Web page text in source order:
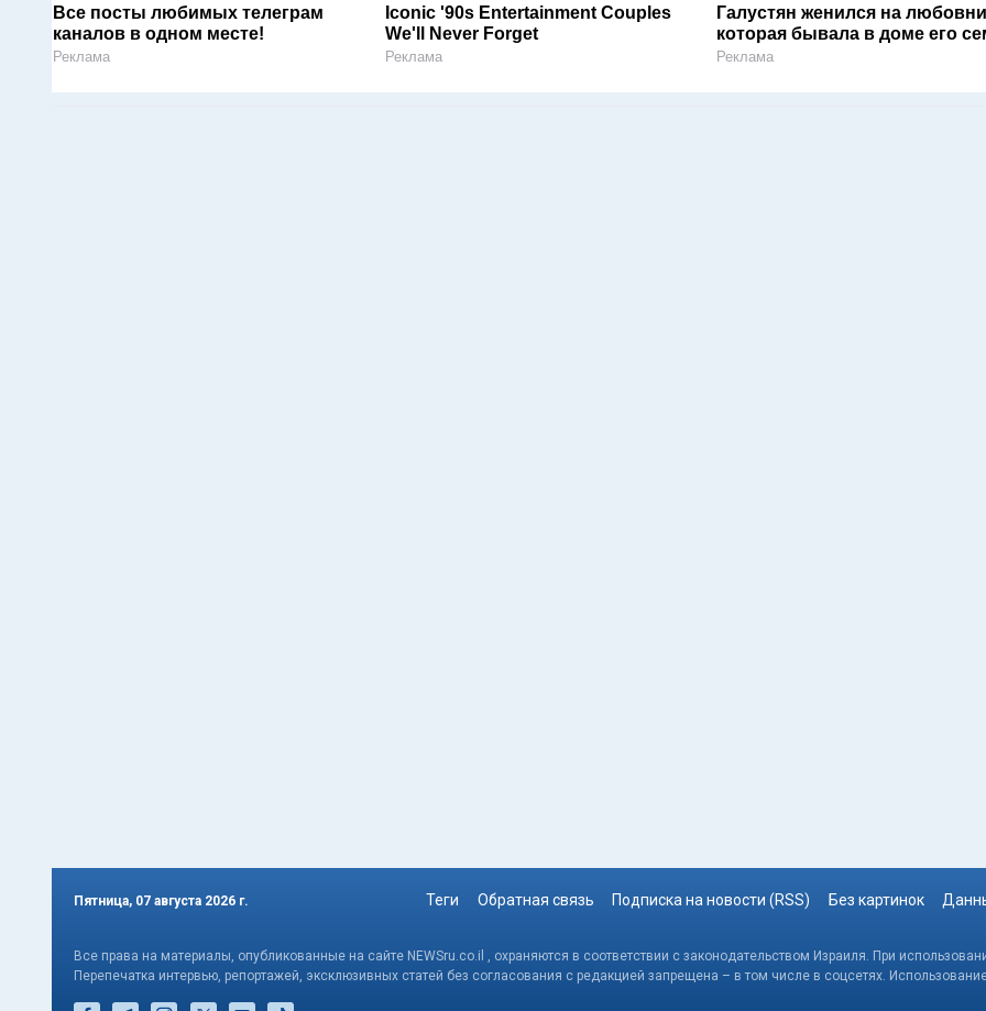
Все посты любимых телеграм
каналов в одном месте!
Реклама
Iconic '90s Entertainment Couples
We'll Never Forget
Реклама
Галустян женился на
которая бывала в доме его
Реклама
Пятница, 07 августа 2026 г. Теги Обратная связь Подписка на новости (RSS) Без картинок
Все права на материалы, опубликованные на сайте NEWSru.co.il , охраняются в соответствии с законодательством Израиля. При
Перепечатка интервью, репортажей, эксклюзивных статей без согласования с редакцией запрещена – в том числе в соцсетях.